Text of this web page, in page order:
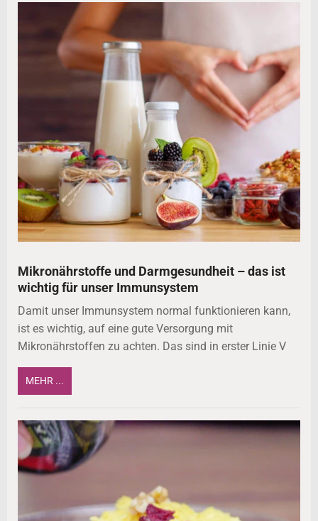
Mikronährstoffe und Darmgesundheit – das ist
wichtig für unser Immunsystem
Damit unser Immunsystem normal funktionieren kann,
ist es wichtig, auf eine gute Versorgung mit
Mikronährstoffen zu achten. Das sind in erster Linie V
MEHR ...